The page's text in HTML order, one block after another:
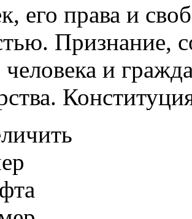
его права и
Признание,
человека и